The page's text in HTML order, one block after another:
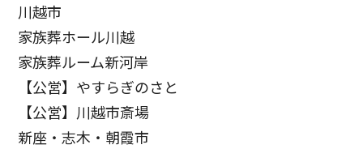
川越市
家族葬ホール川越
家族葬ルーム新河岸
【公営】やすらぎのさと
【公営】川越市斎場
新座・志木・朝霞市